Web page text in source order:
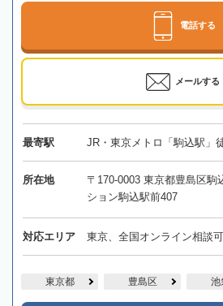
電話する
メールする
最寄駅 JR・東京メトロ「駒込駅」
所在地
〒170-0003 東京都豊島区駒
ション駒込駅前407
対応エリア 東京、全国オンライン相談可
東京都 豊島区 池